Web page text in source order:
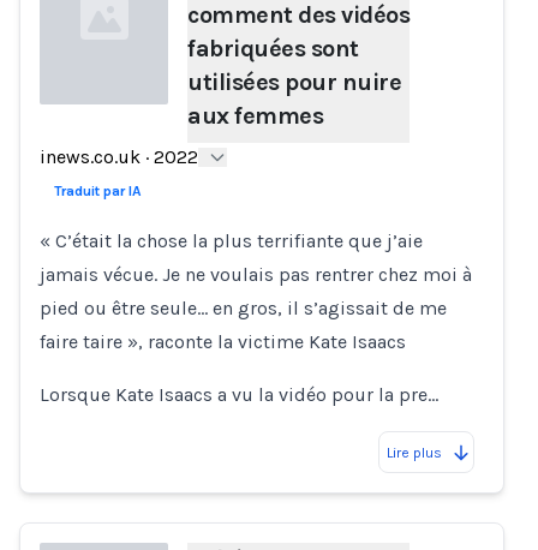
Loading...
comment des vidéos
fabriquées sont
utilisées pour nuire
aux femmes
inews.co.uk · 2022
Traduit par IA
« C’était la chose la plus terrifiante que j’aie
jamais vécue. Je ne voulais pas rentrer chez moi à
pied ou être seule… en gros, il s’agissait de me
faire taire », raconte la victime Kate Isaacs
Lorsque Kate Isaacs a vu la vidéo pour la pre…
Lire plus